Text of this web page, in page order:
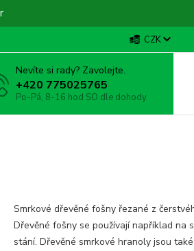
CZK
Nevíte si rady? Zavolejte.
+420 775025765
Po-Pá, 8-16 hod SO dle dohody
Smrkové dřevěné fošny řezané z
Dřevěné fošny se používají například na
stání. Dřevěné smrkové hranoly jsou